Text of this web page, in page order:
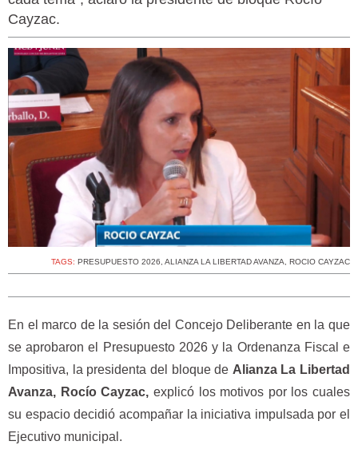
Cayzac.
TAGS: PRESUPUESTO 2026, ALIANZA LA LIBERTAD AVANZA, ROCIO CAYZAC
En el marco de la sesión del Concejo Deliberante en la que
se aprobaron el Presupuesto 2026 y la Ordenanza Fiscal e
Impositiva, la presidenta del bloque de Alianza La Libertad
Avanza, Rocío Cayzac, explicó los motivos por los cuales
su espacio decidió acompañar la iniciativa impulsada por el
Ejecutivo municipal.